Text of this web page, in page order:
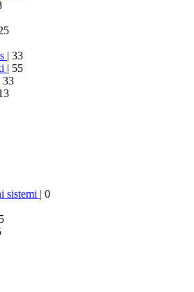
| 33
| 55
33
sistemi | 0